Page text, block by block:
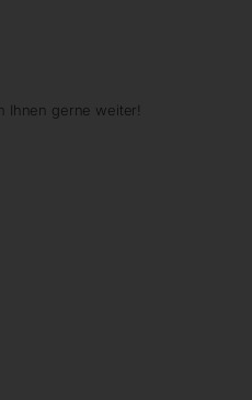
Ihnen gerne weiter!